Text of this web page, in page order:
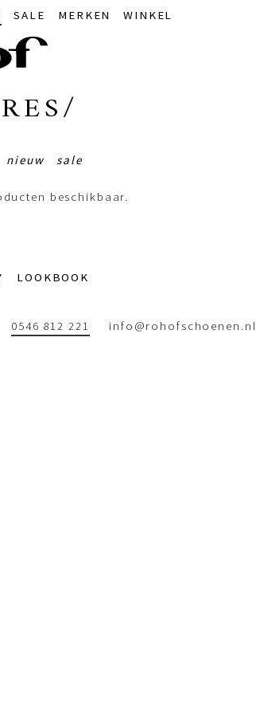
SALE MERKEN WINKEL
nieuw sale
beschikbaar.
LOOKBOOK
0546 812 221 info@rohofschoenen.nl